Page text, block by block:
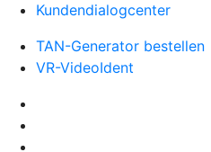
Kundendialogcenter
TAN-Generator bestellen
VR-VideoIdent